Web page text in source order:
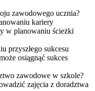
zawodowego ucznia?
kariery
w planowaniu ścieżki
przyszłego sukcesu
osiągnąć sukces
zawodowe w szkole?
zajęcia z doradztwa